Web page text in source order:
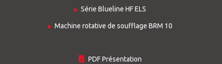
Série Blueline HF ELS
Machine rotative de soufflage BRM 10
PDF Présentation